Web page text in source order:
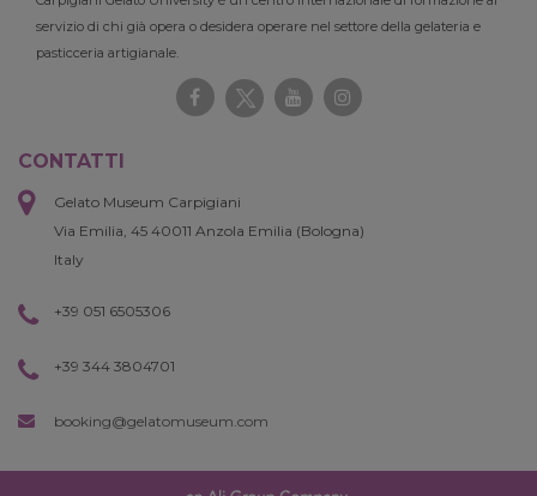
servizio di chi già opera o desidera operare nel settore della gelateria e
pasticceria artigianale.
CONTATTI
Gelato Museum Carpigiani
Via Emilia, 45 40011 Anzola Emilia (Bologna)
Italy
+39 051 6505306
+39 344 3804701
booking@gelatomuseum.com